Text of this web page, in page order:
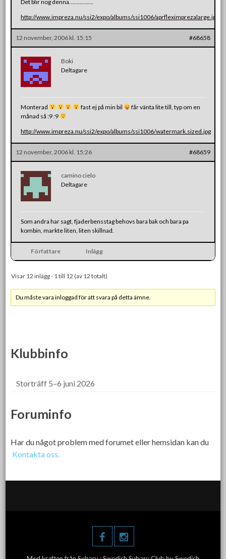
Det blir nog denna…………….
http://www.impreza.nu/ssi2/expo/albums/ssi1006/aprfleximprezalarge.jpg
12 november, 2006 kl. 15:15 #68658
Boki
Deltagare
Monterad fast ej på min bil
får vänta lite till, typ om en
månad så :9 :9
http://www.impreza.nu/ssi2/expo/albums/ssi1006/watermark.sized.jpg
12 november, 2006 kl. 15:26 #68659
camino cielo
Deltagare
Som andra har sagt, fjaderbensstag behovs bara bak och bara pa
kombin, markte liten, liten skillnad.
Författare Inlägg
Visar 12 inlägg - 1 till 12 (av 12 totalt)
Du måste vara inloggad för att svara på detta ämne.
Klubbinfo
Storträff 5–6 juni 2026
Foruminfo
Har du något problem med forumet eller hemsidan kan du
Kontakta oss.